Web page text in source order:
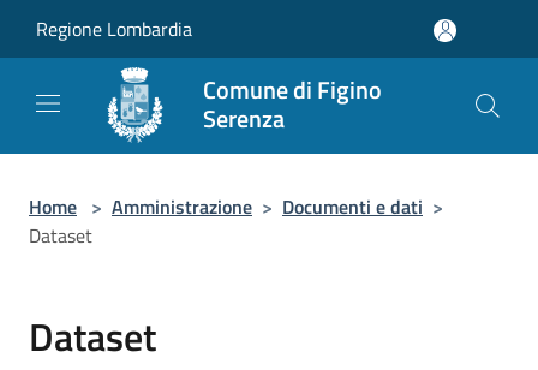
Regione Lombardia
Comune di Figino
Serenza
Home > Amministrazione > Documenti e dati >
Dataset
Dataset